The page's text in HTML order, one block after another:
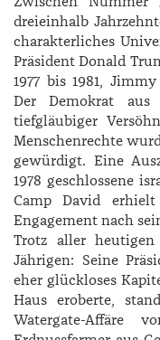
dreieinhalb
charakterliches
Präsident Donald
1977 bis 1981,
Der Demokrat
tiefgläubiger
Menschenrechte
gewürdigt. Eine
1978 geschlossene
Camp David
Engagement nach
Trotz aller
Jährigen: Seine
eher glückloses
Haus eroberte,
Watergate-Affäre